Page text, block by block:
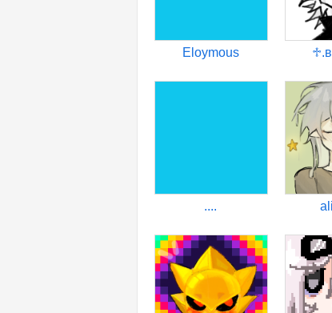
Eloymous
....